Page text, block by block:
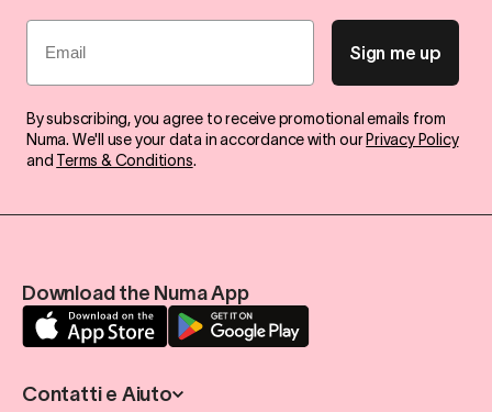
Email
Sign me up
By subscribing, you agree to receive promotional emails from
Numa. We'll use your data in accordance with ourPrivacy Policy
and Terms & Conditions.
Download the Numa App
Contatti e Aiuto